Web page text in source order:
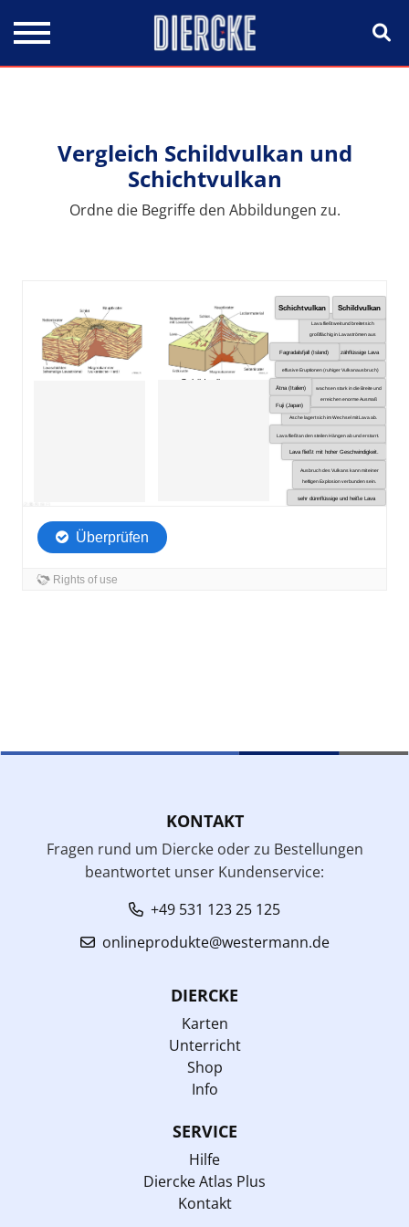
Vergleich Schildvulkan und
Schichtvulkan
Ordne die Begriffe den Abbildungen zu.
KONTAKT
Fragen rund um Diercke oder zu Bestellungen
beantwortet unser Kundenservice:
+49 531 123 25 125
onlineprodukte@westermann.de
DIERCKE
Karten
Unterricht
Shop
Info
SERVICE
Hilfe
Diercke Atlas Plus
Kontakt